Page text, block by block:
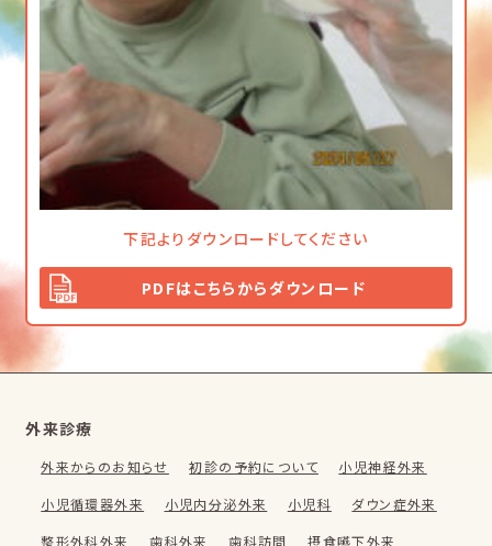
下記よりダウンロードしてください
PDFはこちらからダウンロード
外来診療
外来からのお知らせ 初診の予約について 小児神経外来
小児循環器外来 小児内分泌外来 小児科 ダウン症外来
整形外科外来 歯科外来 歯科訪問 摂食嚥下外来